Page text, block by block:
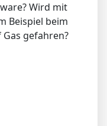
Wird mit
Beispiel beim
gefahren?